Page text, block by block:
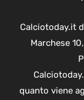
Calciotoday.it
Marchese
quanto viene